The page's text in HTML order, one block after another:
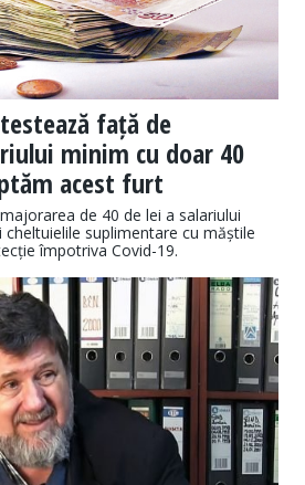
față de
minim cu doar 40
acest furt
de 40 de lei a salariului
suplimentare cu măștile
împotriva Covid-19.